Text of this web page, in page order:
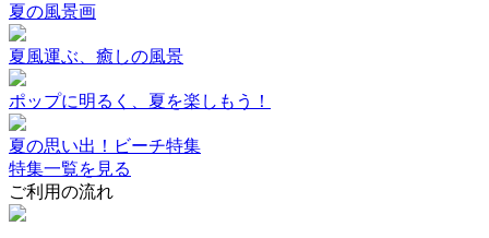
夏の風景画
夏風運ぶ、癒しの風景
ポップに明るく、夏を楽しもう！
夏の思い出！ビーチ特集
特集一覧を見る
ご利用の流れ